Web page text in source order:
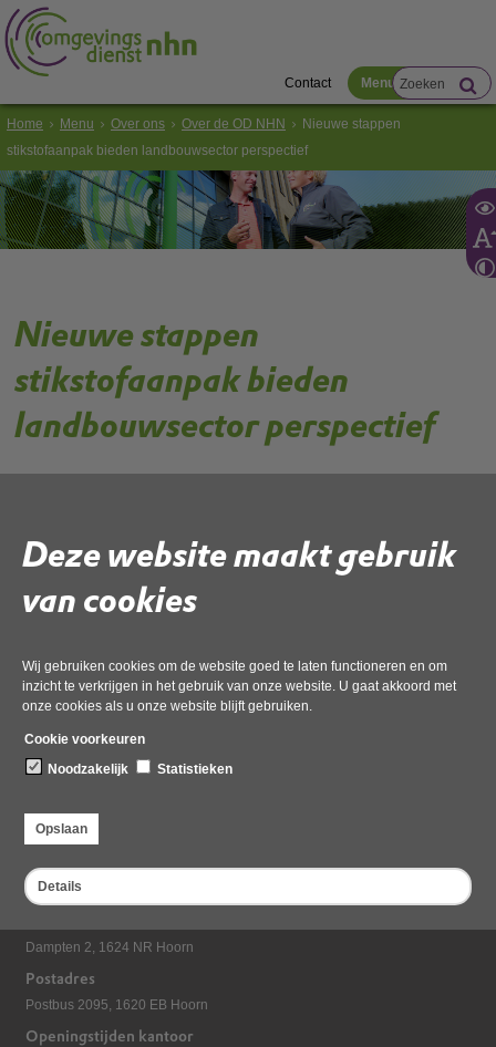
Deze website maakt gebruik
van cookies
Wij gebruiken cookies om de website goed te laten functioneren en om
inzicht te verkrijgen in het gebruik van onze website. U gaat akkoord met
onze cookies als u onze website blijft gebruiken.
Cookie voorkeuren
Noodzakelijk
Statistieken
Opslaan
Details
Contact Menu
Home Menu Over ons Over de OD NHN
Nieuwe stappen
stikstofaanpak bieden landbouwsector perspectief
Nieuwe stappen
stikstofaanpak bieden
landbouwsector perspectief
leiden tot een vermindering van de stikstofuitstoot. De
provincies vinden het goed dat het kabinet gelden beschikbaar
maakt voor de vrijwillige opkoop van (boeren)bedrijven en
voor de innovatie en verduurzaming van stallen.
Deel deze pagina
Dampten 2, 1624 NR Hoorn
Postadres
Postbus 2095, 1620 EB Hoorn
Openingstijden kantoor